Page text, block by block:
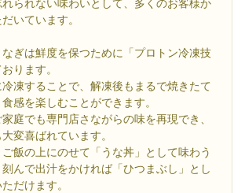
られない味わいとして、多くのお客様か
いています。
なぎは鮮度を保つために「プロトン冷凍技
ります。
凍することで、解凍後もまるで焼きたて
感を楽しむことができます。
庭でも専門店さながらの味を再現でき、
変喜ばれています。
飯の上にのせて「うな丼」として味わう
んで出汁をかければ「ひつまぶし」とし
だけます。